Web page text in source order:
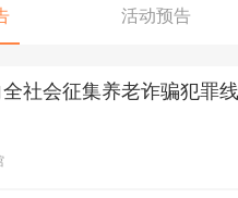
活动预告
社会征集养老诈骗犯罪